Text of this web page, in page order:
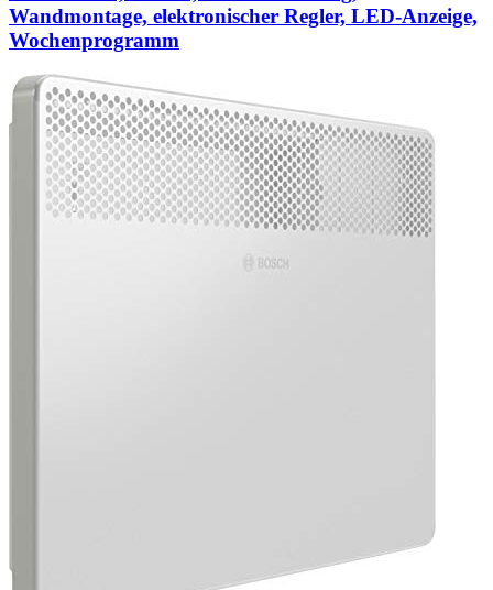
Wandmontage, elektronischer Regler, LED-Anzeige,
Wochenprogramm